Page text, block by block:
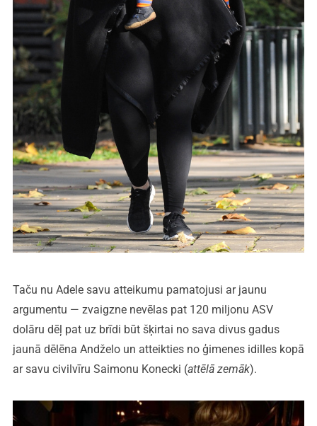
Taču nu Adele savu atteikumu pamatojusi ar jaunu
argumentu — zvaigzne nevēlas pat 120 miljonu ASV
dolāru dēļ pat uz brīdi būt šķirtai no sava divus gadus
jaunā dēlēna Andželo un atteikties no ģimenes idilles kopā
ar savu civilvīru Saimonu Konecki (attēlā zemāk).